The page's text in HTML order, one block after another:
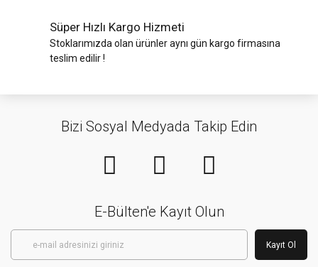
Süper Hızlı Kargo Hizmeti
Stoklarımızda olan ürünler aynı gün kargo firmasına
teslim edilir !
Bizi Sosyal Medyada Takip Edin
E-Bülten'e Kayıt Olun
Kayıt Ol